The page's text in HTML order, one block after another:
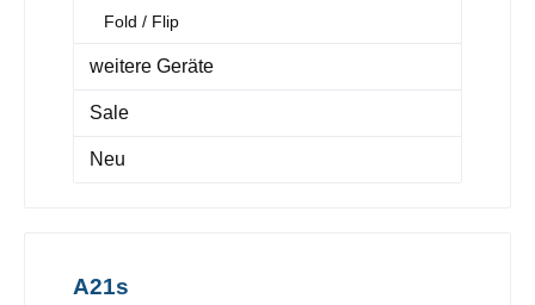
Fold / Flip
weitere Geräte
Sale
Neu
A21s